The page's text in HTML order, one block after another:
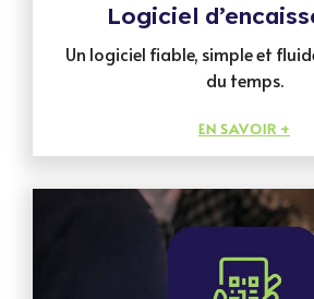
Logiciel
Un logiciel fiable, simple et
du temps.
EN SAVOIR +